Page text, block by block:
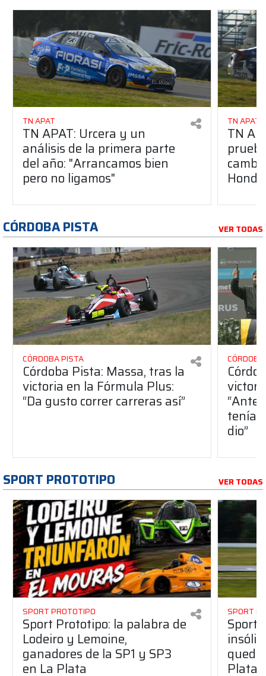
TN APAT
TN APAT: Urcera y un
análisis de la primera parte
del año: "Arrancamos bien
pero no ligamos"
TN APAT
TN
Honda
CÓRDOBA PISTA VER TODAS
CÓRDOBA PISTA
Córdoba Pista: Massa, tras la
victoria en la Fórmula Plus:
“Da gusto correr carreras así”
dio”
SPORT PROTOTIPO VER TODAS
SPORT PROTOTIPO
Sport Prototipo: la palabra de
Lodeiro y Lemoine,
ganadores de la SP1 y SP3
en La Plata
SPORT
Sport
Plata